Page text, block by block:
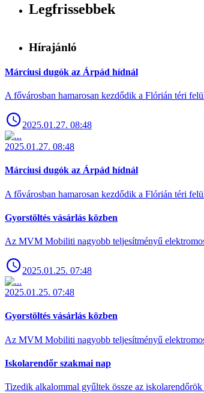
Legfrissebbek
Hírajánló
Márciusi dugók az Árpád hídnál
A fővárosban hamarosan kezdődik a Flórián téri
2025.01.27. 08:48
2025.01.27. 08:48
Márciusi dugók az Árpád hídnál
A fővárosban hamarosan kezdődik a Flórián téri
Gyorstöltés vásárlás közben
Az MVM Mobiliti nagyobb teljesítményű
2025.01.25. 07:48
2025.01.25. 07:48
Gyorstöltés vásárlás közben
Az MVM Mobiliti nagyobb teljesítményű
Iskolarendőr szakmai nap
Tizedik alkalommal gyűltek össze az